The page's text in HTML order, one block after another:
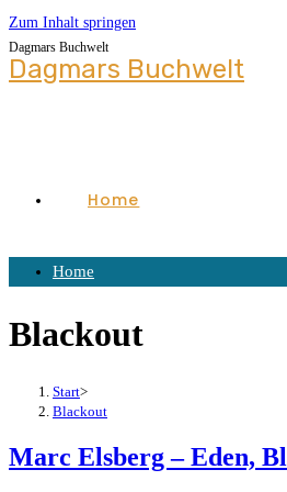
Zum Inhalt springen
Dagmars Buchwelt
Dagmars Buchwelt
Home
Home
Blackout
Start>
Blackout
Marc Elsberg – Eden,